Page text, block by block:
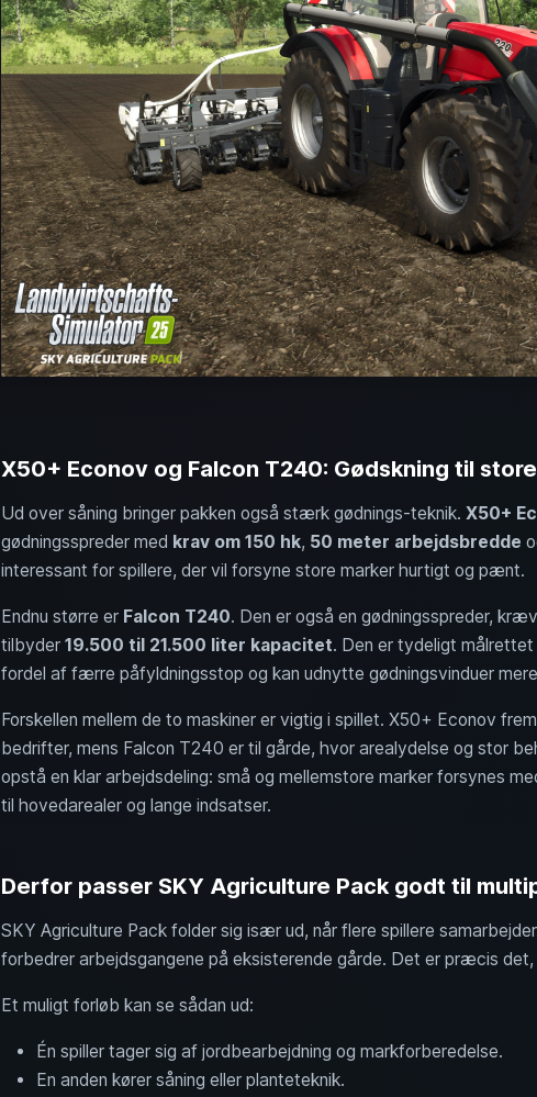
X50+ Econov og Falcon T240: Gødskning til
Ud over såning bringer pakken også stærk gødnings-teknik. X50+
gødningsspreder med krav om 150 hk, 50 meter arbejdsbredde
interessant for spillere, der vil forsyne store marker hurtigt og pænt.
Endnu større er Falcon T240. Den er også en gødningsspreder,
tilbyder 19.500 til 21.500 liter kapacitet. Den er tydeligt
fordel af færre påfyldningsstop og kan udnytte gødningsvinduer
Forskellen mellem de to maskiner er vigtig i spillet. X50+ Econov
bedrifter, mens Falcon T240 er til gårde, hvor arealydelse og stor
opstå en klar arbejdsdeling: små og mellemstore marker forsynes
til hovedarealer og lange indsatser.
Derfor passer SKY Agriculture Pack godt til
SKY Agriculture Pack folder sig især ud, når flere spillere
forbedrer arbejdsgangene på eksisterende gårde. Det er præcis
Et muligt forløb kan se sådan ud:
Én spiller tager sig af jordbearbejdning og markforberedelse.
En anden kører såning eller planteteknik.